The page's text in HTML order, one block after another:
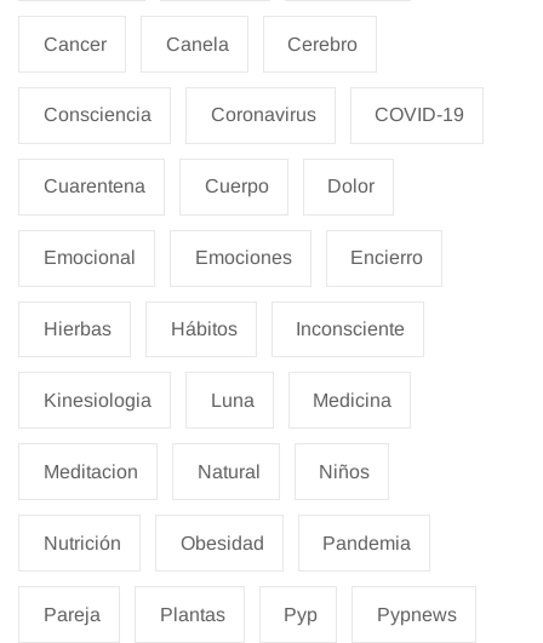
Cancer Canela Cerebro
Consciencia Coronavirus COVID-19
Cuarentena Cuerpo Dolor
Emocional Emociones Encierro
Hierbas Hábitos Inconsciente
Kinesiologia Luna Medicina
Meditacion Natural Niños
Nutrición Obesidad Pandemia
Pareja Plantas Pyp Pypnews